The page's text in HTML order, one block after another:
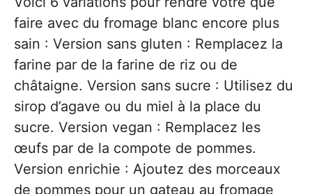
faire avec du fromage blanc encore plus
sain : Version sans gluten : Remplacez la
farine par de la farine de riz ou de
châtaigne. Version sans sucre : Utilisez du
sirop d’agave ou du miel à la place du
sucre. Version vegan : Remplacez les
œufs par de la compote de pommes.
Version enrichie : Ajoutez des morceaux
de pommes pour un gateau au fromage